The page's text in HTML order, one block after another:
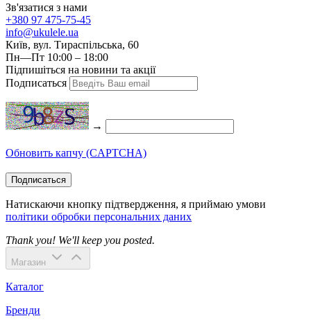
Зв'язатися з нами
+380 97 475-75-45
info@ukulele.ua
Київ, вул. Тираспільська, 60
Пн—Пт 10:00 – 18:00
Підпишіться на новини та акції
Подписаться
→
Обновить капчу (CAPTCHA)
Подписаться
Натискаючи кнопку підтвердження, я приймаю умови
політики обробки персональних даних
Thank you! We'll keep you posted.
Магазин
Каталог
Бренди